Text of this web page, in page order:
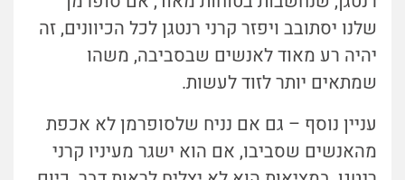
שלנו יסתובב ויפזר קרני רנטגן לכל הכיוונים, זה
יהיה רע מאוד לאנשים שבסביבה, משהו
שמתאים יותר לזוד לעשות.
עניין נוסף – גם אם נניח שלסופרמן לא אכפת
מהאנשים שסביבו, אם הוא ישגר מעיניו קרני